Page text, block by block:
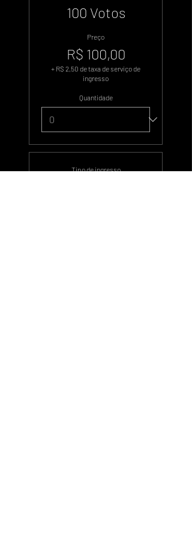
100 Votos
Preço
R$ 100,00
+ R$ 2,50 de taxa de serviço de
ingresso
Quantidade
Tipo de ingresso